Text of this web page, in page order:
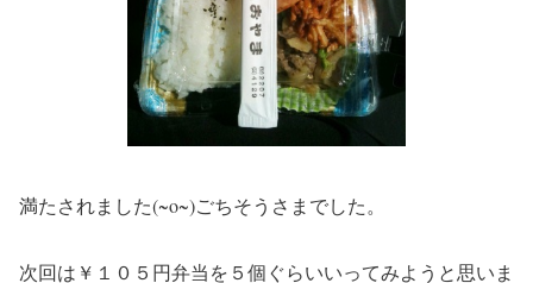
満たされました(~o~)ごちそうさまでした。
次回は￥１０５円弁当を５個ぐらいいってみようと思いま